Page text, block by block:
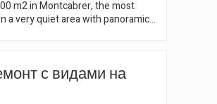
проёмы, открытые
качества. Это просто
m2 in Montcabrer, the most
a very quiet area with panoramic
and night you can perfectly
Montjuïc or the lights of
с видами на